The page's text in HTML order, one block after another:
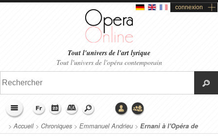
connexion
Tout l'univers de l'art lyrique
Tout l'univers de l'opéra contemporain
>Accueil> Chroniques > Emmanuel Andrieu > Ernani à l'Opéra de
Monte-Carlo